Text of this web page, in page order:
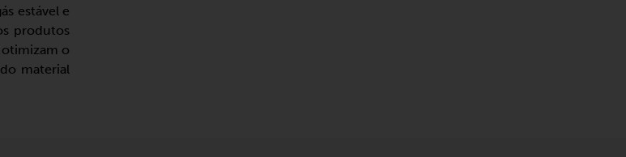
estável e
produtos
o
material